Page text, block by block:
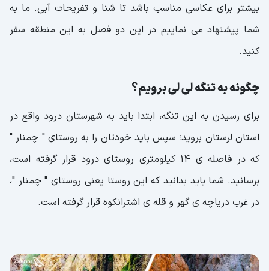
بیشتر برای عکاسی مناسب باشد تا شنا و تفریحات آبی. ما به
شما پیشنهاد می نماییم در این دو فصل به این منطقه سفر
کنید.
چگونه به تنگه لی لی برویم؟
برای رسیدن به این تنگه، ابتدا باید به شهرستان درود واقع در
استان لرستان بروید؛ سپس باید خودتان را به روستای " چمنار "
که در فاصله ی 14 کیلومتری روستای درود قرار گرفته است،
برسانید. شما باید بدانید که این روستا یعنی روستای " چمنار "،
در غرب دریاچه ی گهر و قله ی اشترانکوه قرار گرفته است.